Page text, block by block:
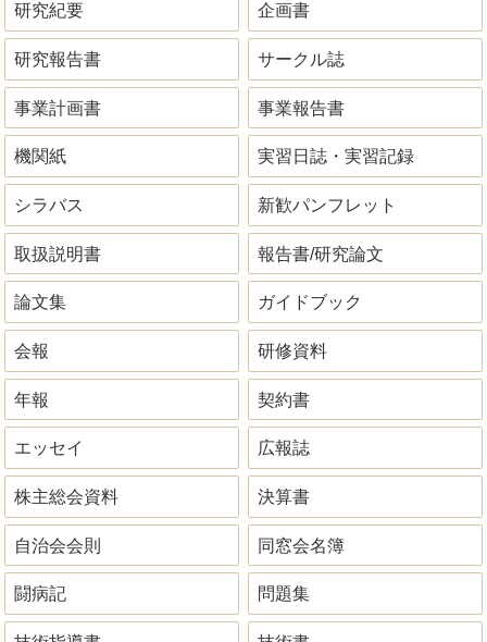
研究紀要 企画書
研究報告書 サークル誌
事業計画書 事業報告書
機関紙 実習日誌・実習記録
シラバス 新歓パンフレット
取扱説明書 報告書/研究論文
論文集 ガイドブック
会報 研修資料
年報 契約書
エッセイ 広報誌
株主総会資料 決算書
自治会会則 同窓会名簿
闘病記 問題集